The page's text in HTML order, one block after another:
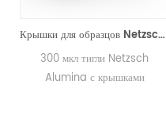
Крышки для образцов Netzsch на 300 мкл с крышками NGB803698/NGB808209 для больших образцов для Netzsch (тигли)
300 мкл тигли Netzsch
Alumina с крышками